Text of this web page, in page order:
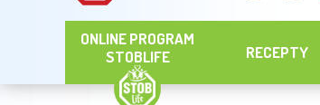
ONLINE PROGRAM
STOBLIFE
RECEPTY